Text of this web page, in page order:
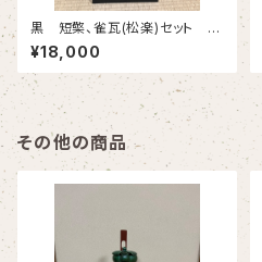
黒 短檠、雀瓦(松楽)セット 短
檠箱無し、雀瓦ボール箱 古物
¥18,000
その他の商品